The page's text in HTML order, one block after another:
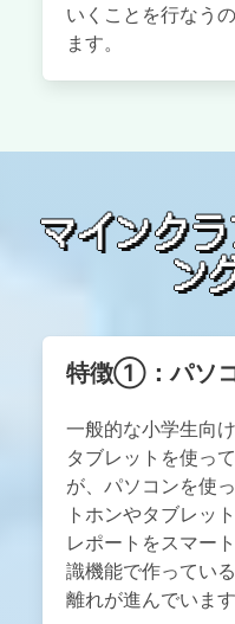
いくことを行なう
ます。
マインク
ン
特徴① ：パソ
一般的な小学生向
タブレットを使っ
が、パソコンを使
トホンやタブレッ
レポートをスマー
識機能で作ってい
離れが進んでいます